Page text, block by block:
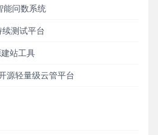
能问数系统
测试平台
站工具
源轻量级云管平台
阿里云游戏云作为大会的合
防护、数据分析、监控运维
率先推出游戏架构解决方案
一步满足用户多元化的需求。
下图所示：